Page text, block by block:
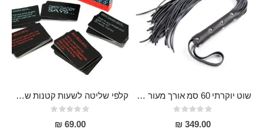
שוט יוקרתי 60 סמ אורך מעור אמיתי Garth
Rating:
0%
349.00 ₪
קלפי שליטה לשעות קטנות של הלילה
Rating:
0%
69.00 ₪